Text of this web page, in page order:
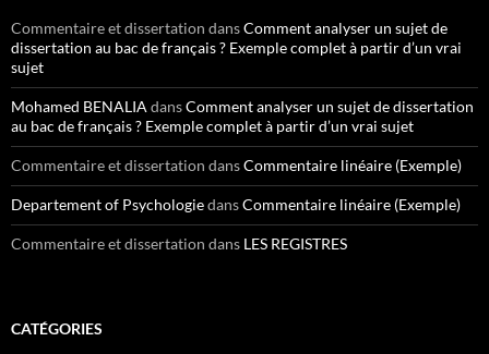
Commentaire et dissertation dansComment analyser un sujet de
dissertation au bac de français ? Exemple complet à partir d’un vrai
sujet
Mohamed BENALIA dansComment analyser un sujet de dissertation
au bac de français ? Exemple complet à partir d’un vrai sujet
Commentaire et dissertation dansCommentaire linéaire (Exemple)
Departement of PsychologiedansCommentaire linéaire (Exemple)
Commentaire et dissertation dans LES REGISTRES
CATÉGORIES